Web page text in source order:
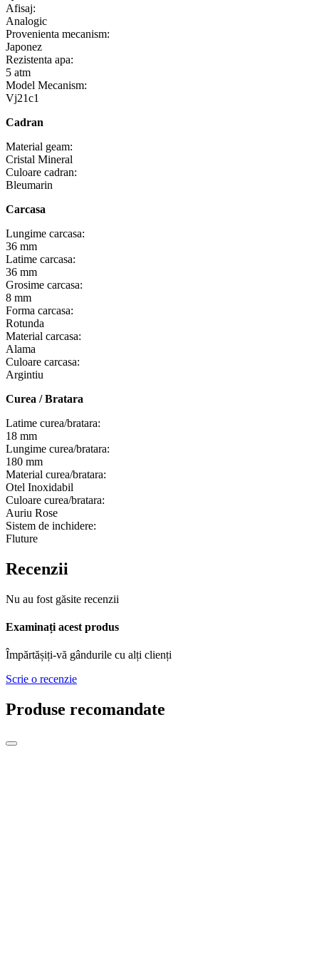
Afisaj:
Analogic
Provenienta mecanism:
Japonez
Rezistenta apa:
5 atm
Model Mecanism:
Vj21c1
Cadran
Material geam:
Cristal Mineral
Culoare cadran:
Bleumarin
Carcasa
Lungime carcasa:
36 mm
Latime carcasa:
36 mm
Grosime carcasa:
8 mm
Forma carcasa:
Rotunda
Material carcasa:
Alama
Culoare carcasa:
Argintiu
Curea / Bratara
Latime curea/bratara:
18 mm
Lungime curea/bratara:
180 mm
Material curea/bratara:
Otel Inoxidabil
Culoare curea/bratara:
Auriu Rose
Sistem de inchidere:
Fluture
Recenzii
Nu au fost găsite recenzii
Examinați acest produs
Împărtășiți-vă gândurile cu alți clienți
Scrie o recenzie
Produse recomandate